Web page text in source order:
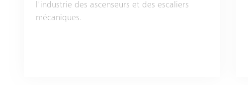
l'industrie des ascenseurs et des escaliers
mécaniques.